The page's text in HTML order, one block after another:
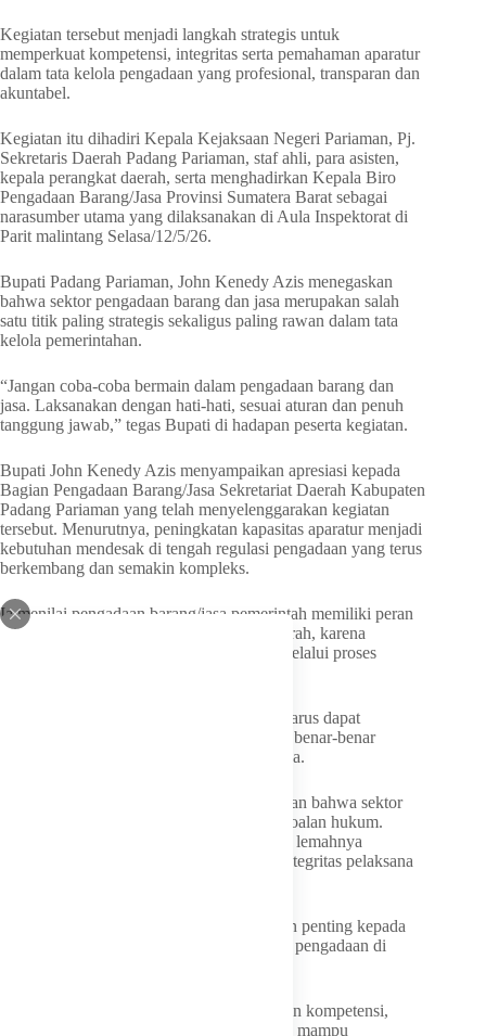
Kegiatan tersebut menjadi langkah strategis untuk
memperkuat kompetensi, integritas serta pemahaman aparatur
dalam tata kelola pengadaan yang profesional, transparan dan
akuntabel.
Kegiatan itu dihadiri Kepala Kejaksaan Negeri Pariaman, Pj.
Sekretaris Daerah Padang Pariaman, staf ahli, para asisten,
kepala perangkat daerah, serta menghadirkan Kepala Biro
Pengadaan Barang/Jasa Provinsi Sumatera Barat sebagai
narasumber utama yang dilaksanakan di Aula Inspektorat di
Parit malintang Selasa/12/5/26.
Bupati Padang Pariaman, John Kenedy Azis menegaskan
bahwa sektor pengadaan barang dan jasa merupakan salah
satu titik paling strategis sekaligus paling rawan dalam tata
kelola pemerintahan.
“Jangan coba-coba bermain dalam pengadaan barang dan
jasa. Laksanakan dengan hati-hati, sesuai aturan dan penuh
tanggung jawab,” tegas Bupati di hadapan peserta kegiatan.
Bupati John Kenedy Azis menyampaikan apresiasi kepada
Bagian Pengadaan Barang/Jasa Sekretariat Daerah Kabupaten
Padang Pariaman yang telah menyelenggarakan kegiatan
tersebut. Menurutnya, peningkatan kapasitas aparatur menjadi
kebutuhan mendesak di tengah regulasi pengadaan yang terus
berkembang dan semakin kompleks.
Ia menilai pengadaan barang/jasa pemerintah memiliki peran
vital dalam mendukung pembangunan daerah, karena
sebagian besar anggaran daerah terserap melalui proses
“Setiap rupiah APBD yang dibelanjakan harus dapat
dipertanggungjawabkan, tepat sasaran dan benar-benar
memberi manfaat bagi masyarakat,” ujarnya.
Namun demikian, Bupati juga mengingatkan bahwa sektor
pengadaan sering menjadi area rawan persoalan hukum.
Kondisi itu, menurutnya, dapat dipicu oleh lemahnya
pemahaman regulasi maupun rendahnya integritas pelaksana
Karena itu, Bupati menekankan empat poin penting kepada
seluruh PA/KPA, PPK, PPTK dan pejabat pengadaan di
Pertama, meningkatkan profesionalisme dan kompetensi,
bukan hanya memahami aturan, tetapi juga mampu